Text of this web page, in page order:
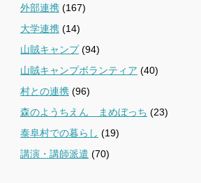
外部連携 (167)
大学連携 (14)
山賊キャンプ(94)
山賊キャンプボランティア (40)
村との連携 (96)
森のようちえん まめぼっち (23)
泰阜村での暮らし (19)
講演・講師派遣 (70)